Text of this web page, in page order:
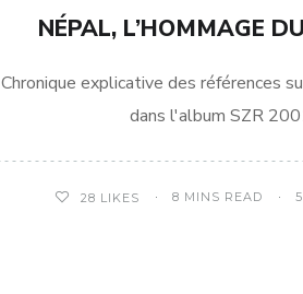
NÉPAL, L’HOMMAGE
Chronique explicative des références
dans l'album SZR
28 LIKES 8 MINS READ